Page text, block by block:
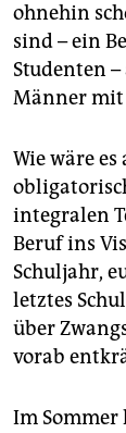
ohnehin
sind – ein
Studenten
Männer mit
Wie wäre
integralen
Beruf ins
Schuljahr,
letztes
über
vorab
Im Sommer